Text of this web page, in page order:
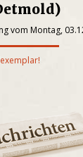
vom Montag,